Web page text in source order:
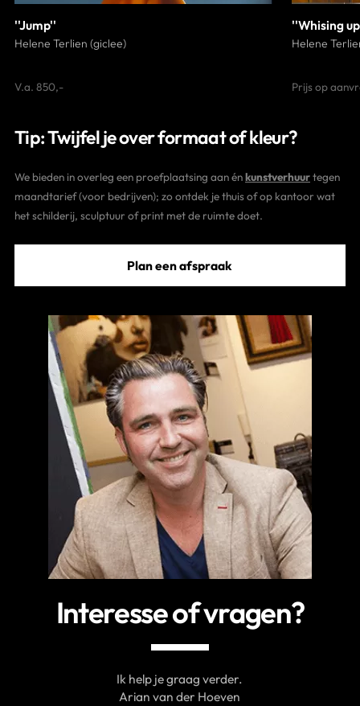
''Jump''
Helene Terlien (giclee)
V.a. 850,-
''Whising
Helene
Prijs op
Tip: Twijfel je over formaat of kleur?
We bieden in overleg een proefplaatsing aan énkunstverhuurtegen
maandtarief (voor bedrijven); zo ontdek je thuis of op kantoor wat
het schilderij, sculptuur of print met de ruimte doet.
Plan een afspraak
Interesse of vragen?
Ik help je graag verder.
Arian van der Hoeven